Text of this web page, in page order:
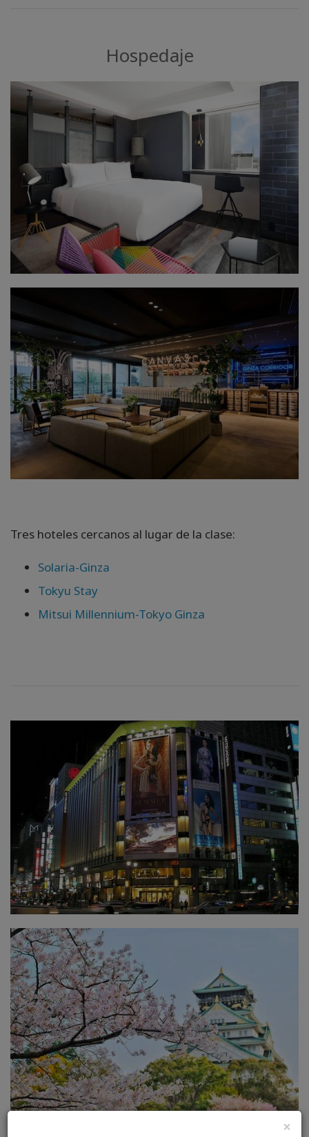
×
Hospedaje
Tres hoteles cercanos al lugar de la clase:
Solaria-Ginza
Tokyu Stay
Mitsui Millennium-Tokyo Ginza